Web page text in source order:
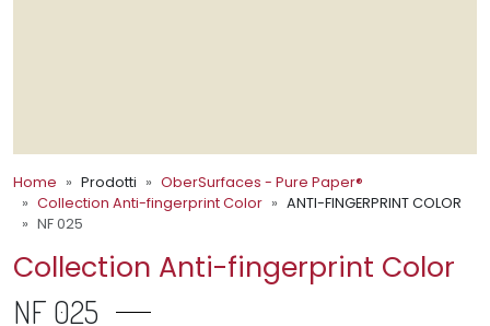
Home Prodotti
OberSurfaces - Pure Paper®
Collection Anti-fingerprint Color
ANTI-FINGERPRINT COLOR
NF 025
Collection Anti-fingerprint Color
NF 025